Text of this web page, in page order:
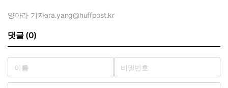
양아라 기자ara.yang@huffpost.kr
댓글 (0)